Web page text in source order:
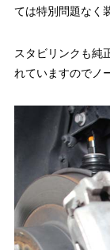
ては特別問題なく
スタビリンクも純
れていますのでノ